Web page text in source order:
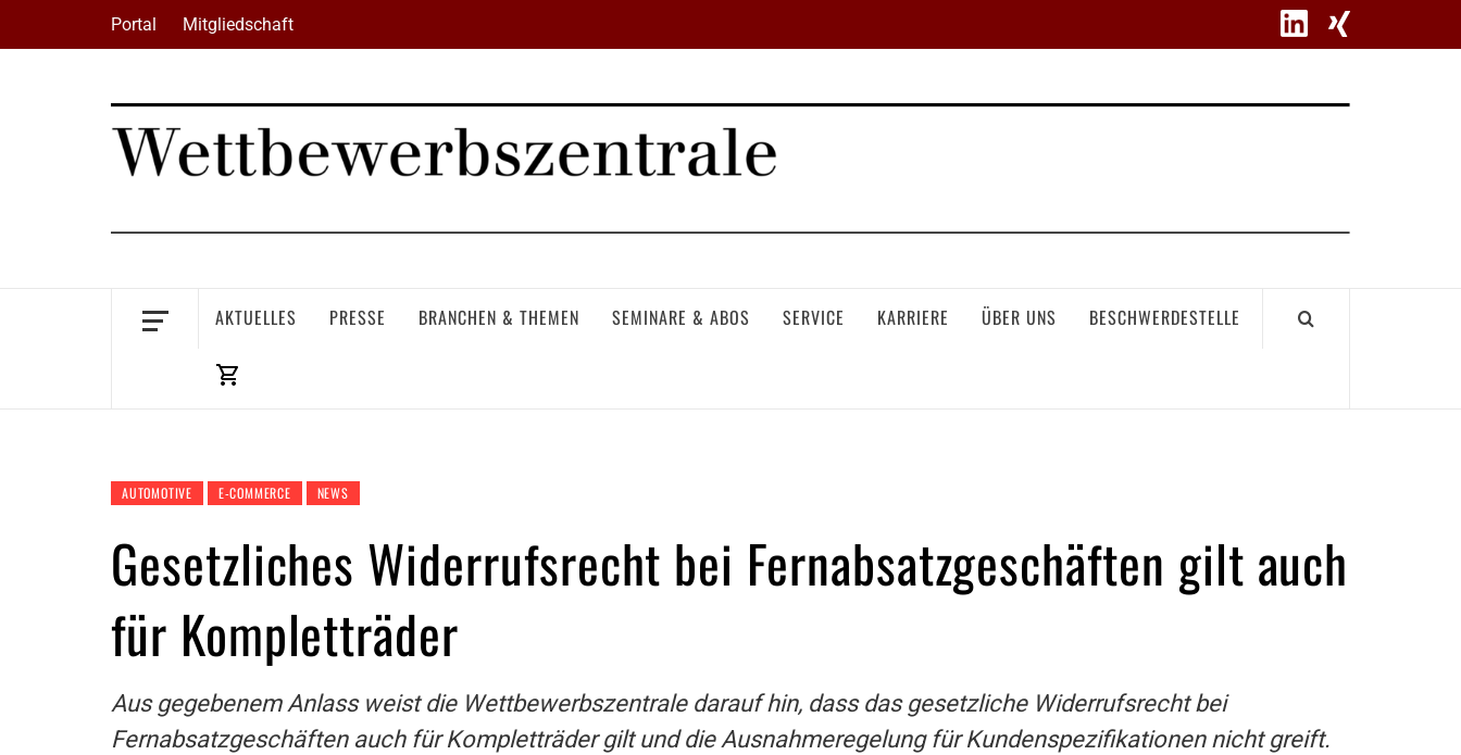
Portal Mitgliedschaft
AKTUELLES PRESSE BRANCHEN & THEMEN SEMINARE & ABOS SERVICE KARRIERE ÜBER UNS BESCHWERDESTELLE
AUTOMOTIVE E-COMMERCE NEWS
Gesetzliches Widerrufsrecht bei Fernabsatzgeschäften gilt auch
für Kompletträder
Aus gegebenem Anlass weist die Wettbewerbszentrale darauf hin, dass das gesetzliche Widerrufsrecht bei
Fernabsatzgeschäften auch für Kompletträder gilt und die Ausnahmeregelung für Kundenspezifikationen nicht greift.